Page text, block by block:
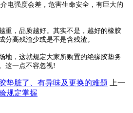
电强度会差，危害生命安全，有巨大的
重，品质越好。其实不是，越好的橡胶
分高残渣少或是不是含残渣。
地，这就规定大家所购置的绝缘胶垫务
这一点不容忽视!
垫脏了、有异味及更换的难题
上一
规定掌握